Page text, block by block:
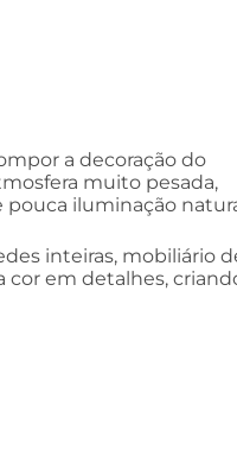
a decoração do
muito pesada,
iluminação
inteiras, mobiliário
cor em detalhes,